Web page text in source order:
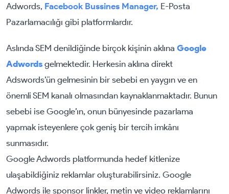
Adwords, Facebook Bussines Manager, E-Posta
Pazarlamacılığı gibi platformlardır.
Aslında SEM denildiğinde birçok kişinin aklına Google
Adwords gelmektedir. Herkesin aklına direkt
Adswords’ün gelmesinin bir sebebi en yaygın ve en
önemli SEM kanalı olmasından kaynaklanmaktadır. Bunun
sebebi ise Google’ın, onun bünyesinde pazarlama
yapmak isteyenlere çok geniş bir tercih imkânı
sunmasıdır.
Google Adwords platformunda hedef kitlenize
ulaşabildiğiniz reklamlar oluşturabilirsiniz. Google
Adwords ile sponsor linkler, metin ve video reklamlarını